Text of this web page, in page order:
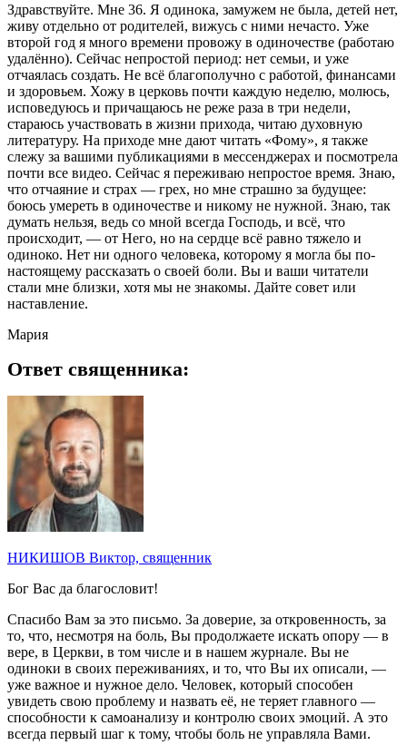
Здравствуйте. Мне 36. Я одинока, замужем не была, детей нет,
живу отдельно от родителей, вижусь с ними нечасто. Уже
второй год я много времени провожу в одиночестве (работаю
удалённо). Сейчас непростой период: нет семьи, и уже
отчаялась создать. Не всё благополучно с работой, финансами
и здоровьем. Хожу в церковь почти каждую неделю, молюсь,
исповедуюсь и причащаюсь не реже раза в три недели,
стараюсь участвовать в жизни прихода, читаю духовную
литературу. На приходе мне дают читать «Фому», я также
слежу за вашими публикациями в мессенджерах и посмотрела
почти все видео. Сейчас я переживаю непростое время. Знаю,
что отчаяние и страх — грех, но мне страшно за будущее:
боюсь умереть в одиночестве и никому не нужной. Знаю, так
думать нельзя, ведь со мной всегда Господь, и всё, что
происходит, — от Него, но на сердце всё равно тяжело и
одиноко. Нет ни одного человека, которому я могла бы по-
настоящему рассказать о своей боли. Вы и ваши читатели
стали мне близки, хотя мы не знакомы. Дайте совет или
наставление.
Мария
Ответ священника:
НИКИШОВ Виктор, священник
Бог Вас да благословит!
Спасибо Вам за это письмо. За доверие, за откровенность, за
то, что, несмотря на боль, Вы продолжаете искать опору — в
вере, в Церкви, в том числе и в нашем журнале. Вы не
одиноки в своих переживаниях, и то, что Вы их описали, —
уже важное и нужное дело. Человек, который способен
увидеть свою проблему и назвать её, не теряет главного —
способности к самоанализу и контролю своих эмоций. А это
всегда первый шаг к тому, чтобы боль не управляла Вами.